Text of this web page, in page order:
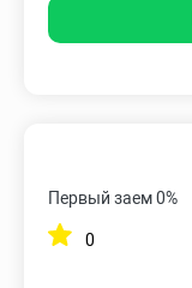
Первый заем 0%
0